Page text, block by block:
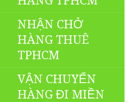
NHẬN CHỞ
HÀNG THUÊ
TPHCM
VẬN CHUYỂN
HÀNG ĐI MIỀN